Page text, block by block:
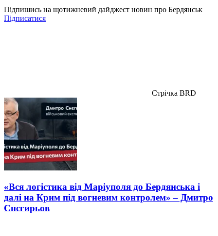
Підпишись на щотижневий дайджест новин про Бердянськ
Підписатися
Стрічка BRD
«Вся логістика від Маріуполя до Бердянська і
далі на Крим під вогневим контролем» – Дмитро
Снєгирьов